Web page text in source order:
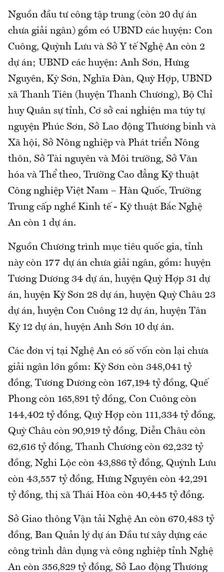
Nguồn đầu tư công tập trung (còn 20 dự án
chưa giải ngân) gồm có UBND các huyện: Con
Cuông, Quỳnh Lưu và Sở Y tế Nghệ An còn 2
dự án; UBND các huyện: Anh Sơn, Hưng
Nguyên, Kỳ Sơn, Nghĩa Đàn, Quỳ Hợp, UBND
xã Thanh Tiên (huyện Thanh Chương), Bộ Chỉ
huy Quân sự tỉnh, Cơ sở cai nghiện ma túy tự
nguyện Phúc Sơn, Sở Lao động Thương binh và
Xã hội, Sở Nông nghiệp và Phát triển Nông
thôn, Sở Tài nguyên và Môi trường, Sở Văn
hóa và Thể theo, Trường Cao đẳng Kỹ thuật
Công nghiệp Việt Nam – Hàn Quốc, Trường
Trung cấp nghề Kinh tế - Kỹ thuật Bắc Nghệ
An còn 1 dự án.
Nguồn Chương trình mục tiêu quốc gia, tỉnh
này còn 177 dự án chưa giải ngân, gồm: huyện
Tương Dương 34 dự án, huyện Quỳ Hợp 31 dự
án, huyện Kỳ Sơn 28 dự án, huyện Quỳ Châu 23
dự án, huyện Con Cuông 12 dự án, huyện Tân
Kỳ 12 dự án, huyện Anh Sơn 10 dự án.
Các đơn vị tại Nghệ An có số vốn còn lại chưa
giải ngân lớn gồm: Kỳ Sơn còn 348,041 tỷ
đồng, Tương Dương còn 167,194 tỷ đồng, Quế
Phong còn 165,891 tỷ đồng, Con Cuông còn
144,402 tỷ đồng, Quỳ Hợp còn 111,334 tỷ đồng,
Quỳ Châu còn 90,919 tỷ đồng, Diễn Châu còn
62,616 tỷ đồng, Thanh Chương còn 62,232 tỷ
đồng, Nghi Lộc còn 43,886 tỷ đồng, Quỳnh Lưu
còn 43,557 tỷ đồng, Hưng Nguyên còn 42,291
tỷ đồng, thị xã Thái Hòa còn 40,445 tỷ đồng.
Sở Giao thông Vận tải Nghệ An còn 670,483 tỷ
đồng, Ban Quản lý dự án Đầu tư xây dựng các
công trình dân dụng và công nghiệp tỉnh Nghệ
An còn 356,829 tỷ đồng, Sở Lao động Thương